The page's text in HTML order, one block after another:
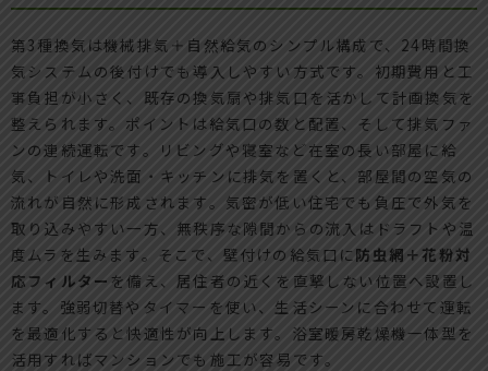
第3種換気は機械排気＋自然給気のシンプル構成で、24時間換
気システムの後付けでも導入しやすい方式です。初期費用と工
事負担が小さく、既存の換気扇や排気口を活かして計画換気を
整えられます。ポイントは給気口の数と配置、そして排気ファ
ンの連続運転です。リビングや寝室など在室の長い部屋に給
気、トイレや洗面・キッチンに排気を置くと、部屋間の空気の
流れが自然に形成されます。気密が低い住宅でも負圧で外気を
取り込みやすい一方、無秩序な隙間からの流入はドラフトや温
度ムラを生みます。そこで、壁付けの給気口に 防虫網＋花粉対
応フィルター を備え、居住者の近くを直撃しない位置へ設置し
ます。強弱切替やタイマーを使い、生活シーンに合わせて運転
を最適化すると快適性が向上します。浴室暖房乾燥機一体型を
活用すればマンションでも施工が容易です。